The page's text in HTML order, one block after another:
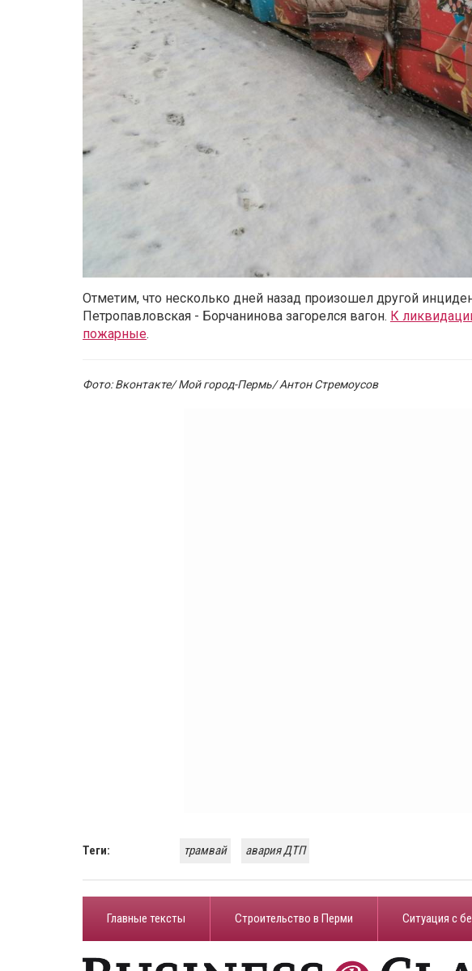
Отметим, что несколько дней назад произошел другой
Петропавловская - Борчанинова загорелся вагон. К
пожарные.
Фото: Вконтакте/ Мой город-Пермь/ Антон Стремоусов
Теги: трамвай авария ДТП
Главные тексты Строительство в Перми ​Ситуация с